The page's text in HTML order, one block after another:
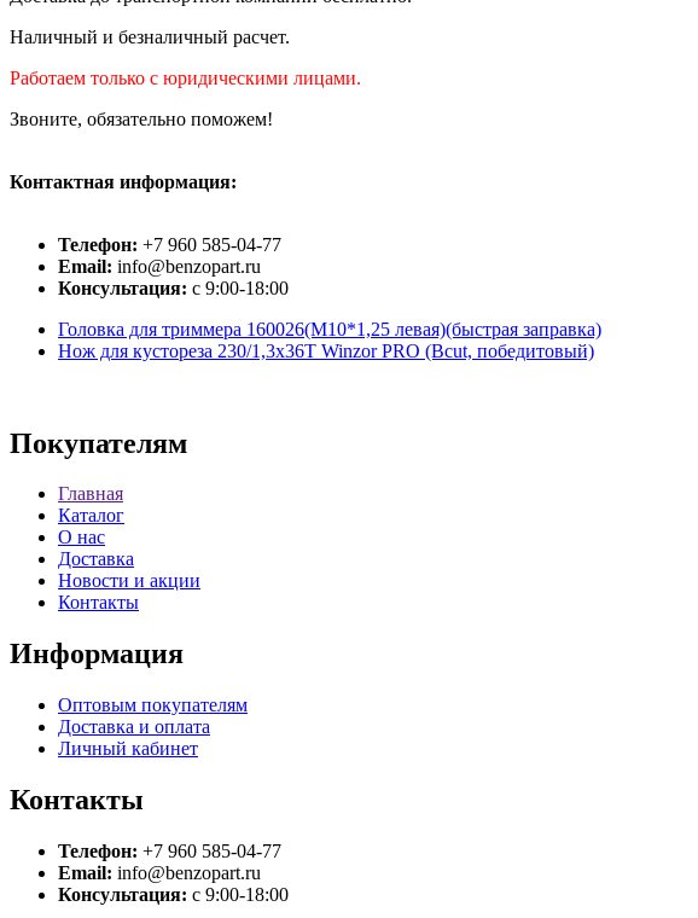
Наличный и безналичный расчет.
Работаем только с юридическими лицами.
Звоните, обязательно поможем!
Контактная информация:
Телефон: +7 960 585-04-77
Email: info@benzopart.ru
Консультация: с 9:00-18:00
Головка для триммера 160026(М10*1,25 левая)(быстрая заправка)
Нож для кустореза 230/1,3x36T Winzor PRO (Bcut, победитовый)
Покупателям
Главная
Каталог
О нас
Доставка
Новости и акции
Контакты
Информация
Оптовым покупателям
Доставка и оплата
Личный кабинет
Контакты
Телефон: +7 960 585-04-77
Email: info@benzopart.ru
Консультация: с 9:00-18:00